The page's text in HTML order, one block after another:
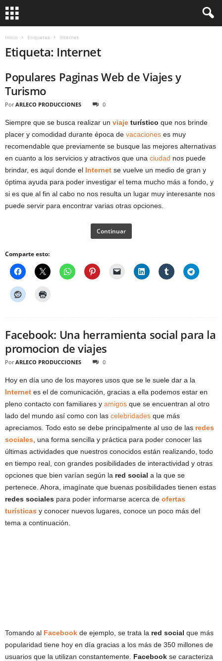
Inicio Etiquetas Internet
Etiqueta: Internet
Populares Paginas Web de Viajes y
Turismo
Por ARLECO PRODUCCIONES 0
Siempre que se busca realizar un viaje turístico que nos brinde
placer y comodidad durante época de vacaciones es muy
recomendable que previamente se busque las mejores alternativas
en cuanto a los servicios y atractivos que una ciudad nos puede
brindar, es aquí donde el Internet se vuelve un medio de gran y
óptima ayuda para poder investigar el tema mucho más a fondo, y
si es que al fin al cabo no nos resulta un lugar muy interesante nos
puede servir para encontrar varias otras opciones.
Continuar
Comparte esto:
Facebook: Una herramienta social para la
promocion de viajes
Por ARLECO PRODUCCIONES 0
Hoy en día uno de los mayores usos que se le suele dar a la
Internet es el de comunicación, gracias a ella podemos estar en
pleno contacto con familiares y amigos que se encuentran al otro
lado del mundo así como con las celebridades que más
apreciamos. Todo esto se debe principalmente al uso de las redes
sociales , una forma sencilla y práctica para poder conocer las
últimas actividades que nuestros conocidos están realizando, todo
en tiempo real, con grandes posibilidades de interactividad y otras
opciones que bien varían según la red social a la que se
pertenece. Ahora, imagínate que buenas posibilidades tienen estas
redes sociales para poder informarse acerca de ofertas
turísticas y conocer nuevos lugares, conoce un poco más del
tema a continuación.
Tomando al Facebook de ejemplo, se trata la red social que más
popularidad tiene hoy en día gracias a los más de 350 millones de
usuarios que la utilizan constantemente. Facebook se caracteriza